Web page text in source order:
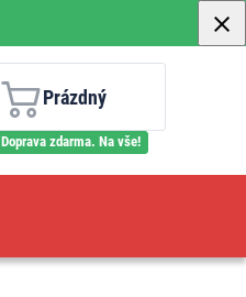
Prázdný
Doprava zdarma. Na vše!